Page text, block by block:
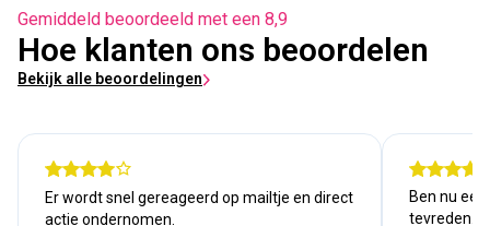
Gemiddeld beoordeeld met een 8,9
Hoe klanten ons beoordelen
Bekijk alle beoordelingen
Er wordt snel gereageerd op mailtje en direct
actie ondernomen.
Ben nu
tevreden.